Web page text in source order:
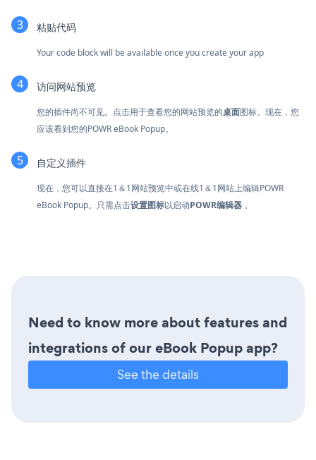
粘贴代码
Your code block will be available once you create your app
访问网站预览
您的插件尚不可见。点击用于查看您的网站预览的桌面图标。现在，您
应该看到您的POWR eBook Popup。
自定义插件
现在，您可以直接在1＆1网站预览中或在线1＆1网站上编辑POWR
eBook Popup。只需点击设置图标以启动POWR编辑器 。
Need to know more about features and
integrations of our eBook Popup app?
See the details